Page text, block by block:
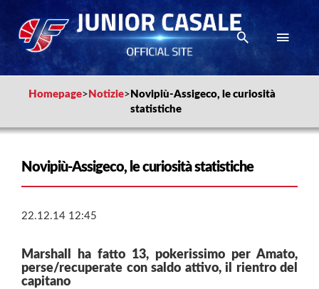
Homepage> Notizie> Novipiù-Assigeco, le curiosità
statistiche
Novipiù-Assigeco, le curiosità statistiche
22.12.14 12:45
Marshall ha fatto 13, pokerissimo per Amato,
perse/recuperate con saldo attivo, il rientro del
capitano